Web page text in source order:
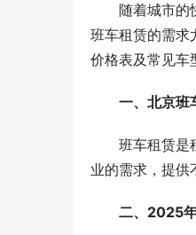
随着城市的快
班车租赁的需求
价格表及常见车
一、北京班
班车租赁是租
业的需求，提供
二、2025